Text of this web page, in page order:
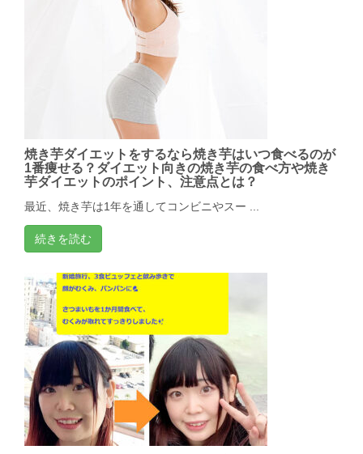
焼き芋ダイエットをするなら焼き芋はいつ食べるのが
1番痩せる？ダイエット向きの焼き芋の食べ方や焼き
芋ダイエットのポイント、注意点とは？
最近、焼き芋は1年を通してコンビニやスー ...
続きを読む